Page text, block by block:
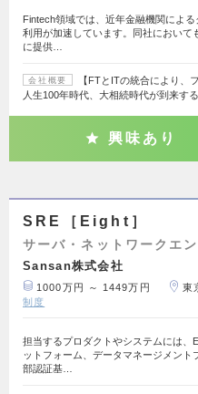
Fintech領域では、近年金融機関によ
利用が加速しています。同社において
に提供…
会社概要
【FTとITの統合により、
人生100年時代、大相続時代が到来す
興味あり
SRE［Eight］
サーバ・ネットワークエ
Sansan株式会社
1000万円 ～ 1449万円 東
制度
担当するプロダクトやシステムには、
ットフォーム、データマネージメント
部認証基…